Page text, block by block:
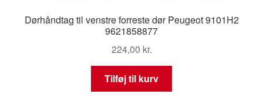
Dørhåndtag til venstre forreste dør Peugeot 9101H2
9621858877
224,00 kr.
Tilføj til kurv